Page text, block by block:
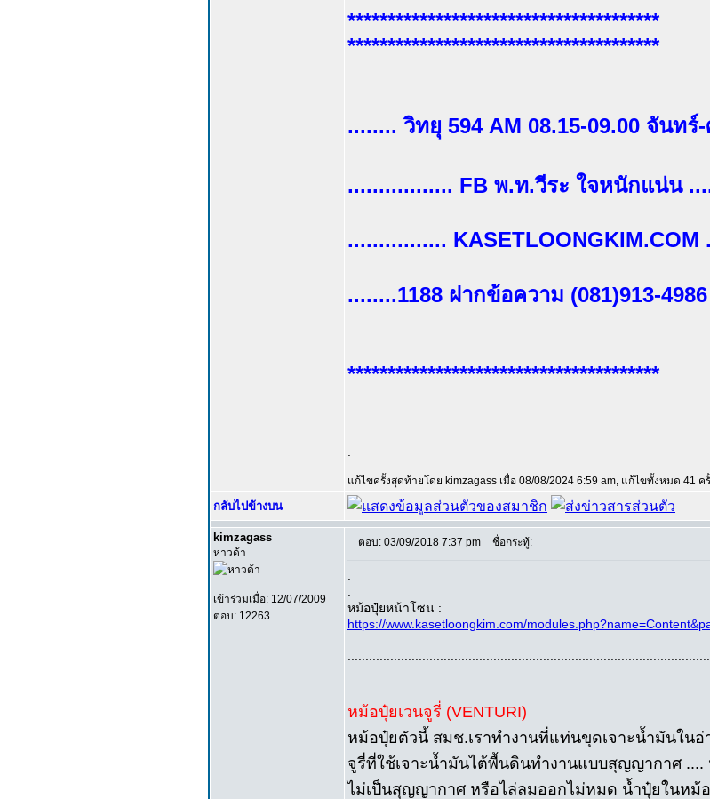
***************************************
***************************************
........ วิทยุ 594 AM 08.15-09.00 จันทร์
................. FB พ.ท.วีระ ใจหนักแน่น
................ KASETLOONGKIM.COM
........1188 ฝากข้อความ (081)913-
***************************************
แก้ไขครั้งสุดท้ายโดย kimzagass เมื่อ 08/08/2024 6:59 am, แก้ไขทั้งหมด 41 ค
กลับไปข้างบน
kimzagass
หาวด้า
เข้าร่วมเมื่อ: 12/07/2009
ตอบ: 12263
ตอบ: 03/09/2018 7:37 pm ชื่อกระทู้:
หม้อปุ๋ยหน้าโซน :
https://www.kasetloongkim.com/
หม้อปุ๋ยเวนจูรี่ (VENTURI)
หม้อปุ๋ยตัวนี้ สมช.เราทำงานที่แท่นขุดเจาะน้ำมันในอ่
จูรี่ที่ใช้เจาะน้ำมันไต้พื้นดินทำงานแบบสุญญากาศ
ไม่เป็นสุญญากาศ หรือไล่ลมออกไม่หมด น้ำปุ๋ยในหม้